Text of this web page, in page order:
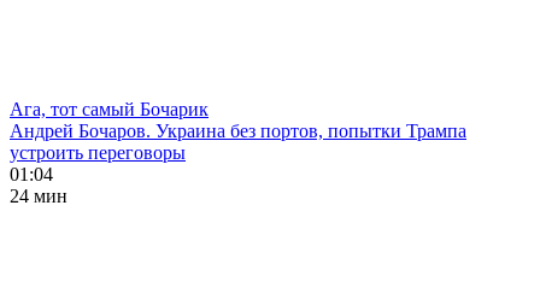
Ага, тот самый Бочарик
Андрей Бочаров. Украина без портов, попытки Трампа
устроить переговоры
01:04
24 мин